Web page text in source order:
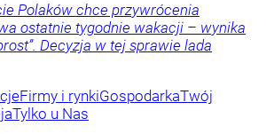
Polaków chce przywrócenia
ostatnie tygodnie wakacji – wynika
Decyzja w tej sprawie lada
Firmy i rynkiGospodarkaTwój
Tylko u Nas